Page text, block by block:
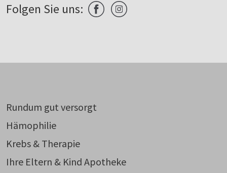
Folgen Sie uns:
Rundum gut versorgt
Hämophilie
Krebs & Therapie
Ihre Eltern & Kind Apotheke